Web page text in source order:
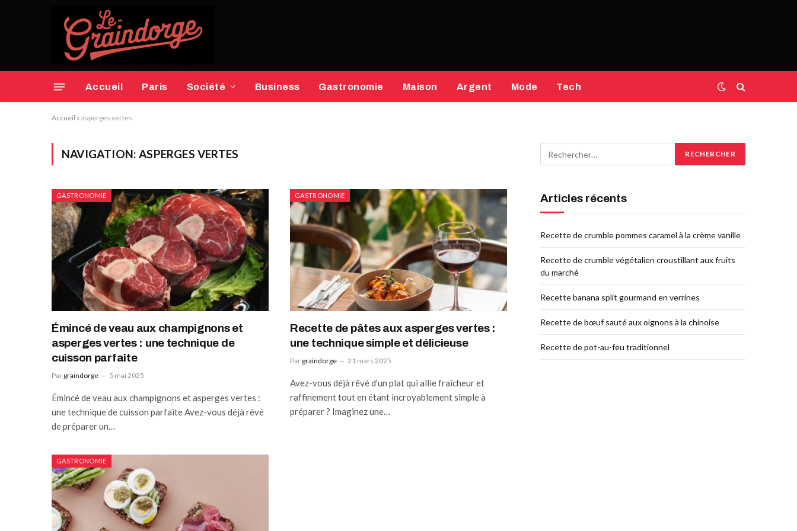
Accueil Paris Société Business Gastronomie Maison Argent Mode Tech
Accueil » asperges vertes
NAVIGATION:ASPERGES VERTES
GASTRONOMIE
Émincé de veau aux champignons et
asperges vertes : une technique de
cuisson parfaite
Par graindorge 5 mai 2025
Émincé de veau aux champignons et asperges vertes :
une technique de cuisson parfaite Avez-vous déjà rêvé
de préparer un…
GASTRONOMIE
Recette de pâtes aux asperges vertes :
une technique simple et délicieuse
Par graindorge 21 mars 2025
Avez-vous déjà rêvé d’un plat qui allie fraîcheur et
raffinement tout en étant incroyablement simple à
préparer ? Imaginez une…
GASTRONOMIE
Articles récents
Recette de crumble pommes caramel à la crème vanille
Recette de crumble végétalien croustillant aux fruits
du marché
Recette banana split gourmand en verrines
Recette de bœuf sauté aux oignons à la chinoise
Recette de pot-au-feu traditionnel